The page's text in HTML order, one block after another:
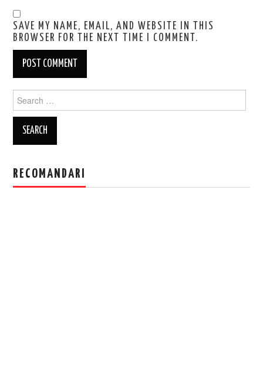
SAVE MY NAME, EMAIL, AND WEBSITE IN THIS
BROWSER FOR THE NEXT TIME I COMMENT.
for:
RECOMANDARI